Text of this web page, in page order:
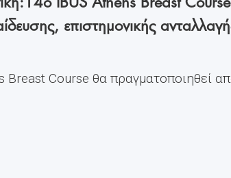
επιστημονικής
Breast Course θα πραγματοποιηθεί